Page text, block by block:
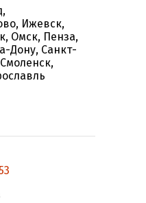
Ижевск,
Омск, Пенза,
Дону, Санкт-